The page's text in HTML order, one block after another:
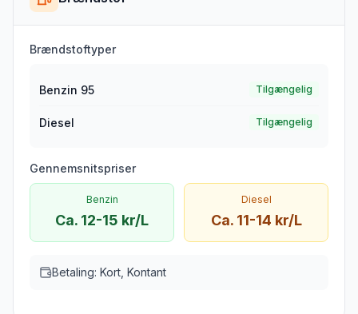
Brændstoftyper
Benzin 95 Tilgængelig
Diesel Tilgængelig
Gennemsnitspriser
Benzin
Ca. 12-15 kr/L
Diesel
Ca. 11-14 kr/L
Betaling: Kort, Kontant